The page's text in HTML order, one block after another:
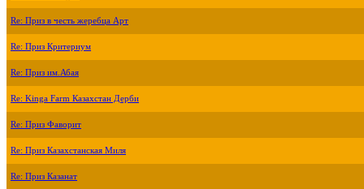
Re: Приз в честь жеребца Арт
Re: Приз Критериум
Re: Приз им.Абая
Re: Kinga Farm Казахстан Дерби
Re: Приз Фаворит
Re: Приз Казахстанская Миля
Re: Приз Казанат